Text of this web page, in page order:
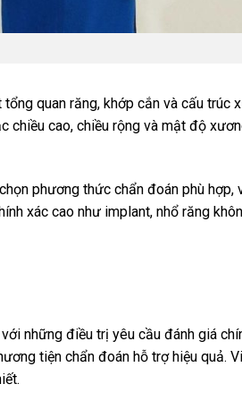
quan răng, khớp cắn và cấu trúc
chiều cao, chiều rộng và mật độ
phương thức chẩn đoán phù hợp,
xác cao như implant, nhổ răng khôn
những điều trị yêu cầu đánh giá
tiện chẩn đoán hỗ trợ hiệu quả.